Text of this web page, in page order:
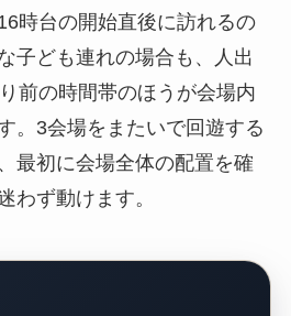
時台の開始直後に訪れるの
子ども連れの場合も、人出
前の時間帯のほうが会場内
。3会場をまたいで回遊する
最初に会場全体の配置を確
わず動けます。